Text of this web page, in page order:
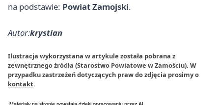
na podstawie: Powiat Zamojski.
Autor:krystian
Ilustracja wykorzystana w artykule została pobrana z
zewnętrznego źródła (Starostwo Powiatowe w Zamościu). W
przypadku zastrzeżeń dotyczących praw do zdjęcia prosimy o
kontakt.